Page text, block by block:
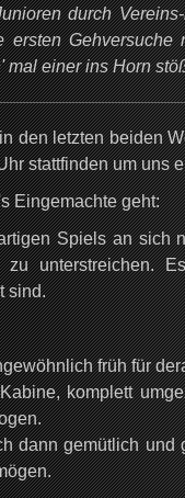
durch
ersten
einer ins Horn
den letzten beiden
stattfinden um uns
Eingemachte geht:
Spiels an sich
unterstreichen.
sind.
früh für
komplett
dann gemütlich